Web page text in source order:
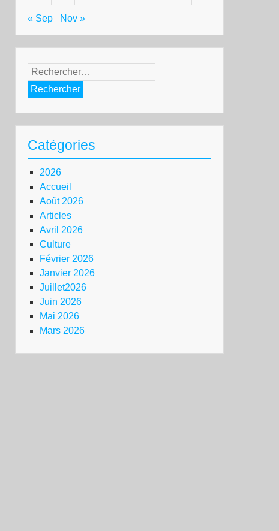
« Sep Nov »
Rechercher :
Catégories
2026
Accueil
Août 2026
Articles
Avril 2026
Culture
Février 2026
Janvier 2026
Juillet2026
Juin 2026
Mai 2026
Mars 2026